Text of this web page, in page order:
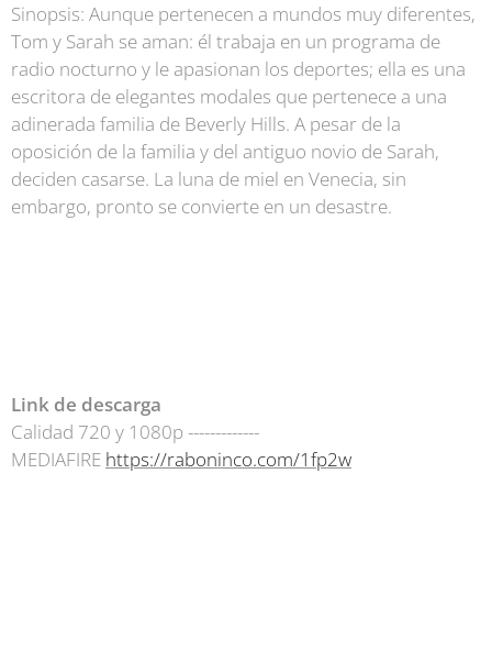
Sinopsis: Aunque pertenecen a mundos muy diferentes,
Tom y Sarah se aman: él trabaja en un programa de
radio nocturno y le apasionan los deportes; ella es una
escritora de elegantes modales que pertenece a una
adinerada familia de Beverly Hills. A pesar de la
oposición de la familia y del antiguo novio de Sarah,
deciden casarse. La luna de miel en Venecia, sin
embargo, pronto se convierte en un desastre.
Link de descarga
Calidad 720 y 1080p -------------
MEDIAFIRE https://raboninco.com/1fp2w